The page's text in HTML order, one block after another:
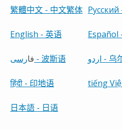
繁體中文 - 中文繁体 Русский
English - 英语 Español
فا رسی - 波斯语 ا ردو - 乌
हिंदी - 印地语 tiếng
日本語 - 日语